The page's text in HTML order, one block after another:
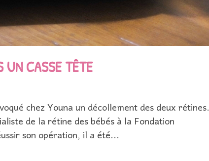
UN CASSE TÊTE
chez Youna un décollement des deux rétines.
de la rétine des bébés à la Fondation
son opération, il a été...